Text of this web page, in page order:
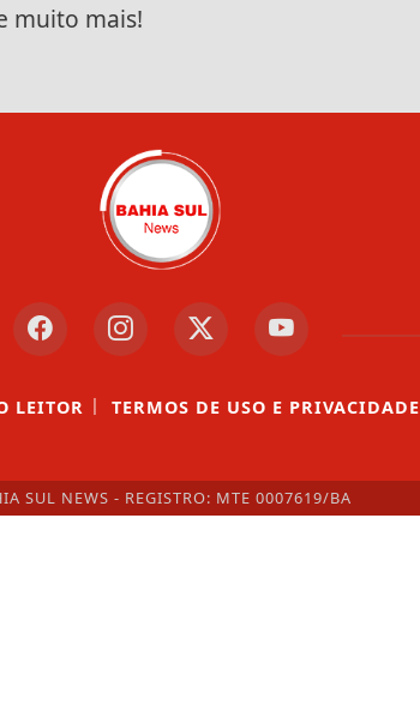
muito mais!
LEITOR | TERMOS DE USO E PRIVACIDADE
SUL NEWS - REGISTRO: MTE 0007619/BA